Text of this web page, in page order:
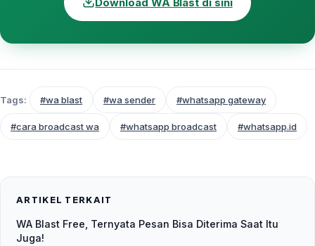
Tags: #wa blast #wa sender #whatsapp gateway
#cara broadcast wa #whatsapp broadcast #whatsapp.id
ARTIKEL TERKAIT
WA Blast Free, Ternyata Pesan Bisa Diterima Saat Itu
Juga!